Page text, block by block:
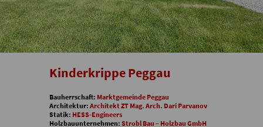
Kinderkrippe Peggau
Bauherrschaft: Marktgemeinde Peggau
Architektur: Architekt ZT Mag. Arch. Dari Parvanov
Statik: HESS-Engineers
Holzbauunternehmen: Strobl Bau – Holzbau GmbH